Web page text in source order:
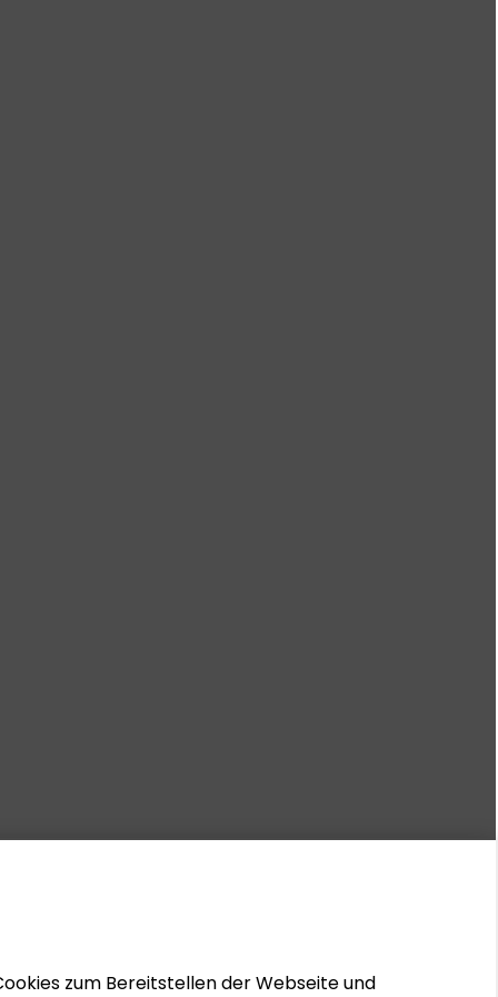
zum Bereitstellen der Webseite und